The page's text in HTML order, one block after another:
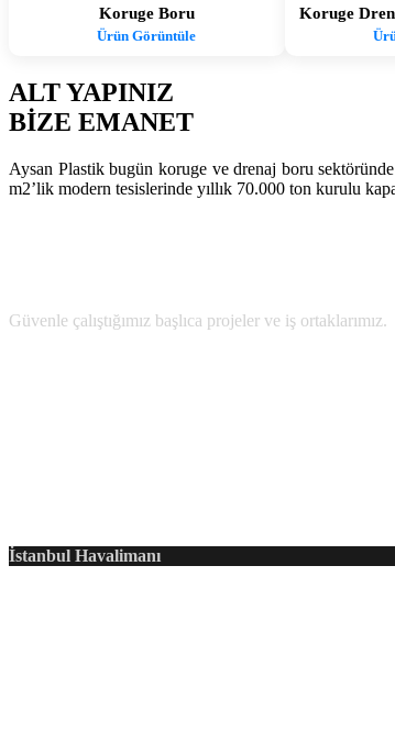
Koruge Boru
Ürün Görüntüle
Koruge
ALT YAPINIZ
BİZE EMANET
Aysan Plastik bugün koruge ve drenaj boru
m2’lik modern tesislerinde yıllık 70.000 ton kurulu
Güvenle çalıştığımız başlıca projeler ve iş ortaklarımız.
İstanbul Havalimanı